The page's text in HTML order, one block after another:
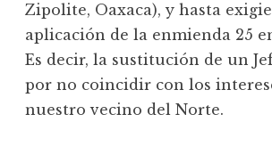
Zipolite, Oaxaca), y hasta
aplicación de la enmienda 25
Es decir, la sustitución de un
por no coincidir con los
nuestro vecino del Norte.